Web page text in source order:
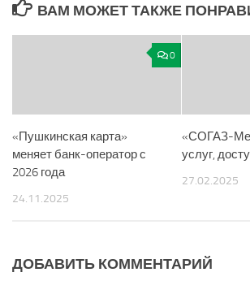
ВАМ МОЖЕТ ТАКЖЕ
0
«Пушкинская карта»
меняет банк-оператор с
2026 года
24.11.2025
«СОГАЗ-
услуг,
27.02.2025
ДОБАВИТЬ КОММЕНТАРИЙ